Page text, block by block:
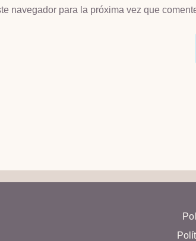
navegador para la próxima vez que